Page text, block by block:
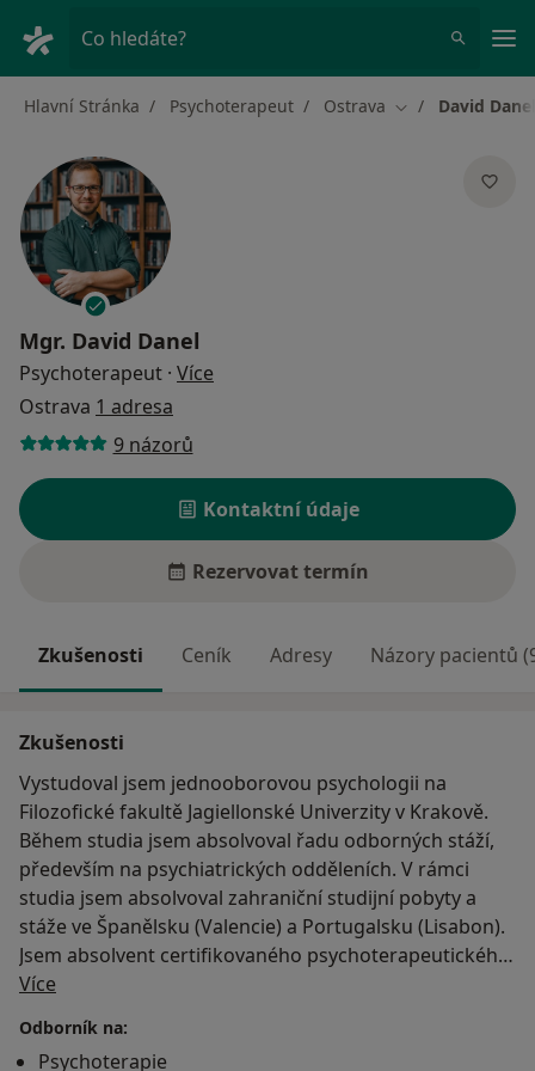
Co hledáte?
Hlavní Stránka Psychoterapeut Ostrava Změna města
David Danel
Mgr. David Danel
Psychoterapeut · Více
Ostrava 1 adresa
9 názorů
Kontaktní údaje
Rezervovat termín
Zkušenosti Ceník Adresy Názory pacientů
Zkušenosti
Vystudoval jsem jednooborovou psychologii na
Filozofické fakultě Jagiellonské Univerzity v Krakově.
Během studia jsem absolvoval řadu odborných stáží,
především na psychiatrických odděleních. V rámci
studia jsem absolvoval zahraniční studijní pobyty a
stáže ve Španělsku (Valencie) a Portugalsku (Lisabon).
Jsem absolvent certifikovaného psychoterapeutického
výcviku Integrace v psychoterapii.
Po ukončení studia jsem pracoval jako psycholog v
Více
Odborník na:
Psychoterapie